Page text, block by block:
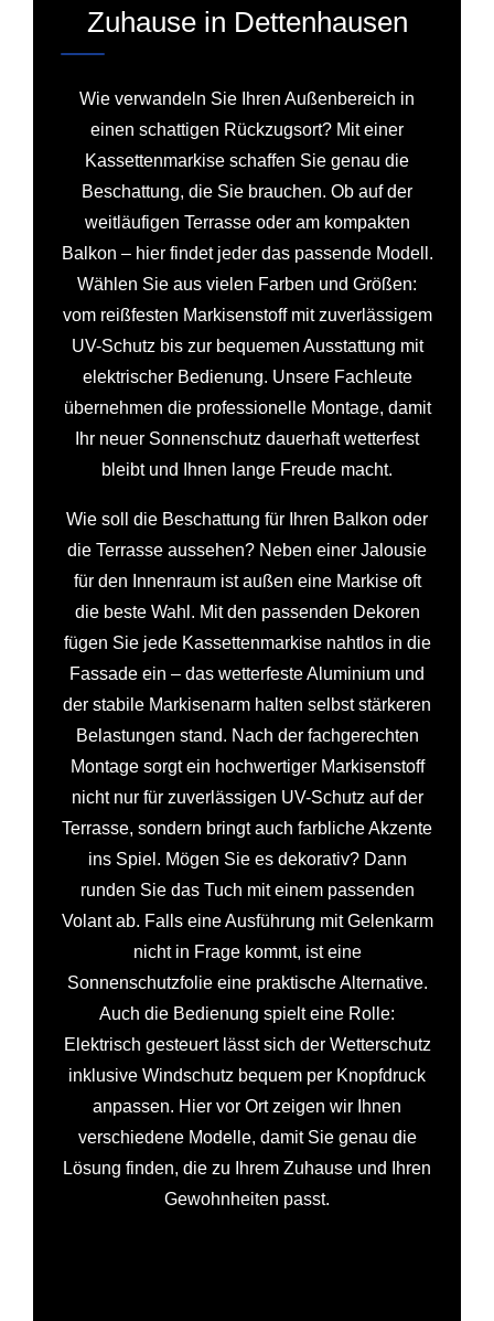
Zuhause in Dettenhausen
Wie verwandeln Sie Ihren Außenbereich in
einen schattigen Rückzugsort? Mit einer
Kassettenmarkise schaffen Sie genau die
Beschattung, die Sie brauchen. Ob auf der
weitläufigen Terrasse oder am kompakten
Balkon – hier findet jeder das passende Modell.
Wählen Sie aus vielen Farben und Größen:
vom reißfesten Markisenstoff mit zuverlässigem
UV-Schutz bis zur bequemen Ausstattung mit
elektrischer Bedienung. Unsere Fachleute
übernehmen die professionelle Montage, damit
Ihr neuer Sonnenschutz dauerhaft wetterfest
bleibt und Ihnen lange Freude macht.
Wie soll die Beschattung für Ihren Balkon oder
die Terrasse aussehen? Neben einer Jalousie
für den Innenraum ist außen eine Markise oft
die beste Wahl. Mit den passenden Dekoren
fügen Sie jede Kassettenmarkise nahtlos in die
Fassade ein – das wetterfeste Aluminium und
der stabile Markisenarm halten selbst stärkeren
Belastungen stand. Nach der fachgerechten
Montage sorgt ein hochwertiger Markisenstoff
nicht nur für zuverlässigen UV-Schutz auf der
Terrasse, sondern bringt auch farbliche Akzente
ins Spiel. Mögen Sie es dekorativ? Dann
runden Sie das Tuch mit einem passenden
Volant ab. Falls eine Ausführung mit Gelenkarm
nicht in Frage kommt, ist eine
Sonnenschutzfolie eine praktische Alternative.
Auch die Bedienung spielt eine Rolle:
Elektrisch gesteuert lässt sich der Wetterschutz
inklusive Windschutz bequem per Knopfdruck
anpassen. Hier vor Ort zeigen wir Ihnen
verschiedene Modelle, damit Sie genau die
Lösung finden, die zu Ihrem Zuhause und Ihren
Gewohnheiten passt.